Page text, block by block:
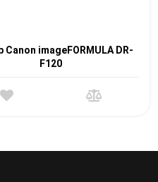
Canon imageFORMULA DR-
F120